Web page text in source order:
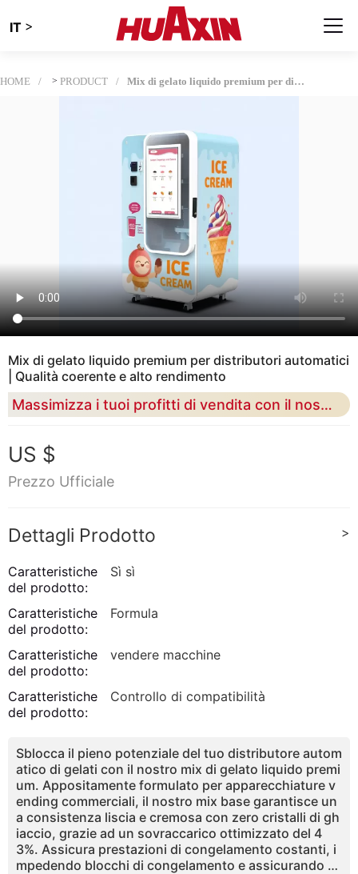
IT >
HOME > PRODUCT Mix di gelato liquido premium per distributori automatici| Qualità coerente e alto rendimento
Mix di gelato liquido premium per distributori automatici
| Qualità coerente e alto rendimento
Massimizza i tuoi profitti di vendita con il nostro mix di base formulato professionalmente e facile da usare, progettato per affidabilità e consistenza cremosa
US $
Prezzo Ufficiale
Dettagli Prodotto >
Caratteristiche
del prodotto:
Sì sì
Caratteristiche
del prodotto:
Formula
Caratteristiche
del prodotto:
vendere macchine
Caratteristiche
del prodotto:
Controllo di compatibilità
Sblocca il pieno potenziale del tuo distributore autom
atico di gelati con il nostro mix di gelato liquido premi
um. Appositamente formulato per apparecchiature v
ending commerciali, il nostro mix base garantisce un
a consistenza liscia e cremosa con zero cristalli di gh
iaccio, grazie ad un sovraccarico ottimizzato del 4
3%. Assicura prestazioni di congelamento costanti, i
mpedendo blocchi di congelamento e assicurando c